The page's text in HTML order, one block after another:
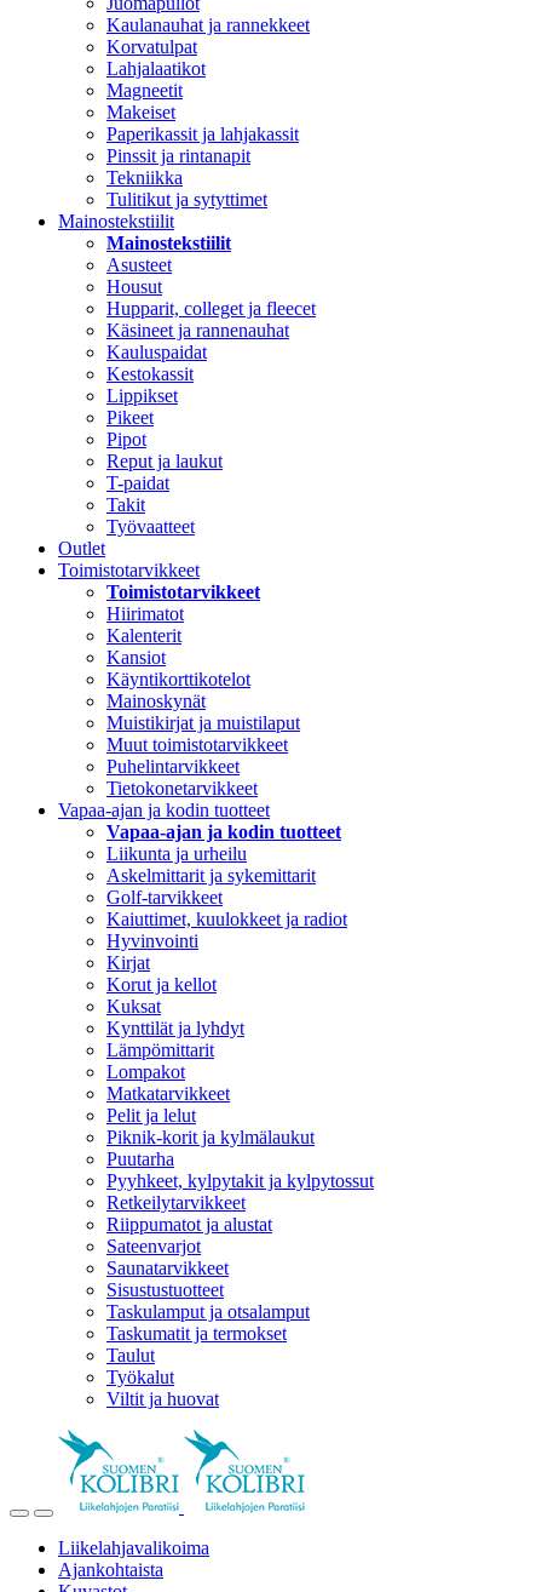
Kaulanauhat ja rannekkeet
Korvatulpat
Lahjalaatikot
Magneetit
Makeiset
Paperikassit ja lahjakassit
Pinssit ja rintanapit
Tekniikka
Tulitikut ja sytyttimet
Mainostekstiilit
Mainostekstiilit
Asusteet
Housut
Hupparit, colleget ja fleecet
Käsineet ja rannenauhat
Kauluspaidat
Kestokassit
Lippikset
Pikeet
Pipot
Reput ja laukut
T-paidat
Takit
Työvaatteet
Outlet
Toimistotarvikkeet
Toimistotarvikkeet
Hiirimatot
Kalenterit
Kansiot
Käyntikorttikotelot
Mainoskynät
Muistikirjat ja muistilaput
Muut toimistotarvikkeet
Puhelintarvikkeet
Tietokonetarvikkeet
Vapaa-ajan ja kodin tuotteet
Vapaa-ajan ja kodin tuotteet
Liikunta ja urheilu
Askelmittarit ja sykemittarit
Golf-tarvikkeet
Kaiuttimet, kuulokkeet ja radiot
Hyvinvointi
Kirjat
Korut ja kellot
Kuksat
Kynttilät ja lyhdyt
Lämpömittarit
Lompakot
Matkatarvikkeet
Pelit ja lelut
Piknik-korit ja kylmälaukut
Puutarha
Pyyhkeet, kylpytakit ja kylpytossut
Retkeilytarvikkeet
Riippumatot ja alustat
Sateenvarjot
Saunatarvikkeet
Sisustustuotteet
Taskulamput ja otsalamput
Taskumatit ja termokset
Taulut
Työkalut
Viltit ja huovat
Liikelahjavalikoima
Ajankohtaista